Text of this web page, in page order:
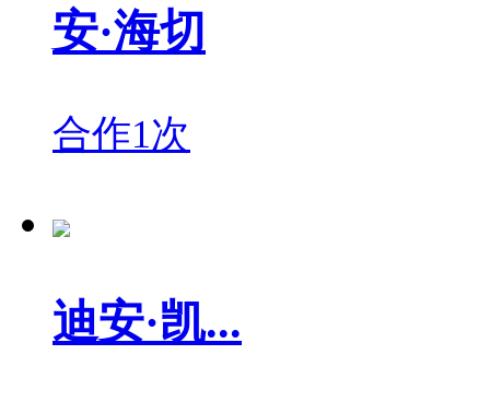
安·海切
合作1次
迪安·凯...